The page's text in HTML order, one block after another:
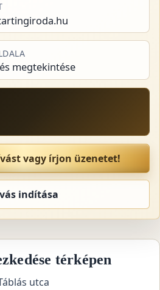
megtekintése
vagy írjon üzenetet!
indítása
térképen
utca